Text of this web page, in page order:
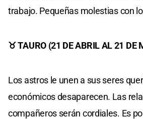
trabajo. Pequeñas molestias con
♉ TAURO (21 DE ABRIL AL 21 DE
Los astros le unen a sus seres
económicos desaparecen. Las
compañeros serán cordiales. Es